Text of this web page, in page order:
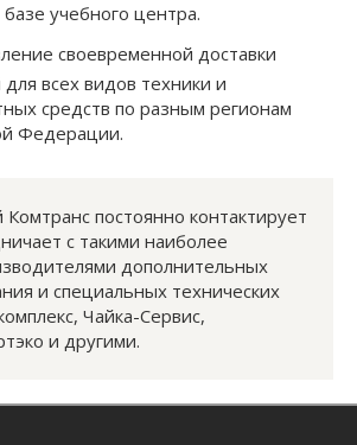
учебного центра.
своевременной доставки
для всех видов техники и
средств по разным регионам
Федерации.
постоянно контактирует
с такими наиболее
дополнительных
и специальных технических
Чайка-Сервис,
и другими.